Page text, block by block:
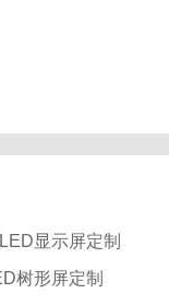
显示屏定制
树形屏定制